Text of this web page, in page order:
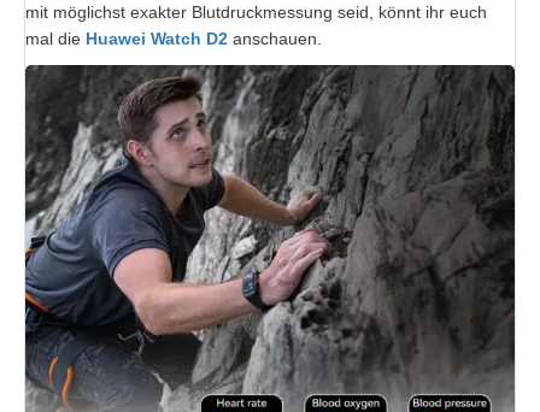
mit möglichst exakter Blutdruckmessung seid, könnt ihr euch
mal die Huawei Watch D2 anschauen.